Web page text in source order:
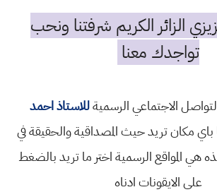
الزائر الكريم شرفتنا ونحب
تواجدك معنا
الاجتماعي الرسميةللاستاذ احمد
باي مكان تريد حيث المصداقية والحقيقة في
هي المواقع الرسمية اختر ما تريد بالضغط
على الايقونات ادناه